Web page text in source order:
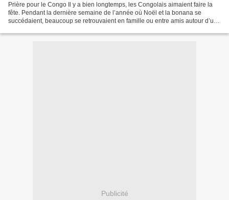
Prière pour le Congo Il y a bien longtemps, les Congolais aimaient faire la
fête. Pendant la dernière semaine de l’année où Noël et la bonana se
succédaient, beaucoup se retrouvaient en famille ou entre amis autour d’un
Publicité